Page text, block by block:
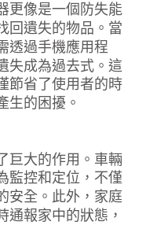
更像是一個防失能
回遺失的物品。當
透過手機應用程
失成為過去式。這
節省了使用者的時
生的困擾。
巨大的作用。車輛
監控和定位，不僅
安全。此外，家庭
通報家中的狀態，